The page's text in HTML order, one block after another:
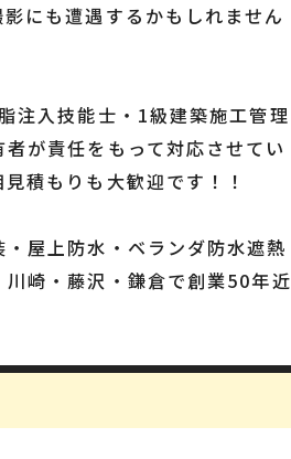
にも遭遇するかもしれません
注入技能士・1級建築施工管理
が責任をもって対応させてい
積もりも大歓迎です！！
屋上防水・ベランダ防水遮熱
崎・藤沢・鎌倉で創業50年近